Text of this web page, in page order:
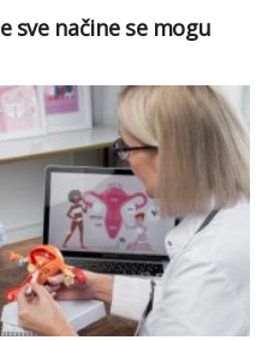
sve načine se mogu